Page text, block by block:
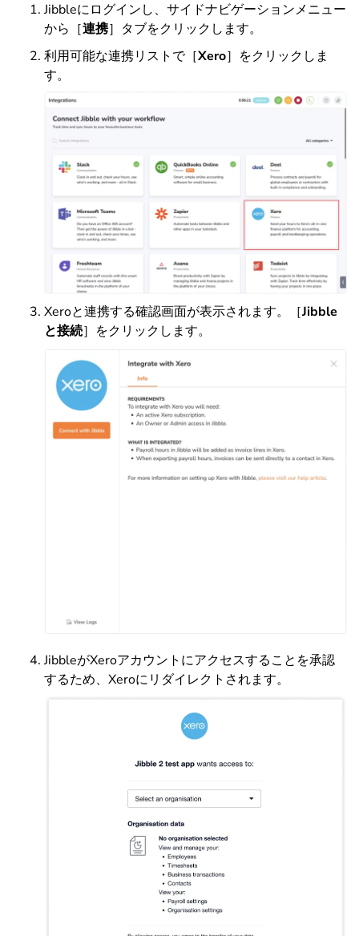
Jibbleにログインし、サイドナビゲーションメニュー
から［連携］タブをクリックします。
利用可能な連携リストで［Xero］をクリックしま
す。
Xeroと連携する確認画面が表示されます。［Jibble
と接続］をクリックします。
JibbleがXeroアカウントにアクセスすることを承認
するため、Xeroにリダイレクトされます。